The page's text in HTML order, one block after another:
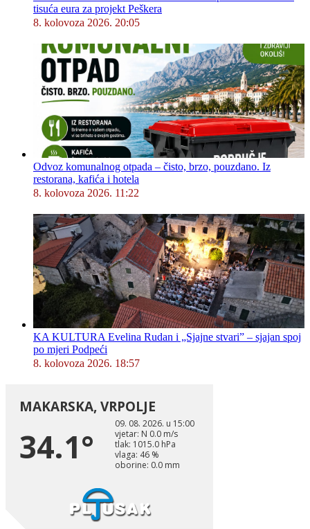
tisuća eura za projekt Peškera
8. kolovoza 2026. 20:05
Odvoz komunalnog otpada – čisto, brzo, pouzdano. Iz
restorana, kafića i hotela
8. kolovoza 2026. 11:22
KA KULTURA Evelina Rudan i „Sjajne stvari” – sjajan spoj
po mjeri Podpeći
8. kolovoza 2026. 18:57